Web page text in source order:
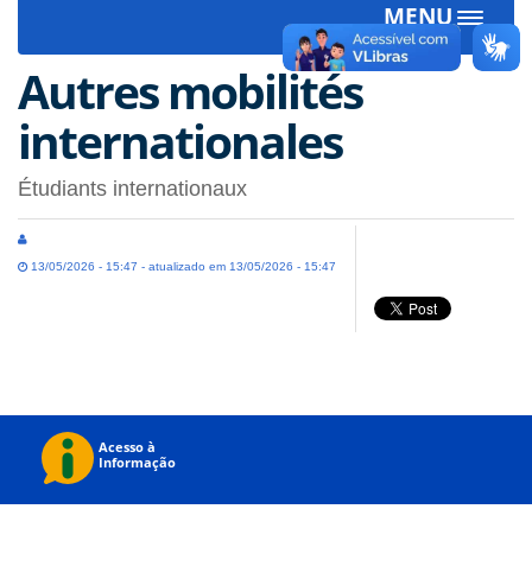
MENU
Toggle
Autres mobilités
internationales
Étudiants internationaux
13/05/2026 - 15:47 - atualizado em 13/05/2026 - 15:47